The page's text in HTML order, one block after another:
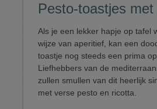
Pesto-toastjes
Als je een lekker hapje op tafel
wijze van aperitief, kan een
toastje nog steeds een prima
Liefhebbers van de
zullen smullen van dit heerlijk
met verse pesto en ricotta.